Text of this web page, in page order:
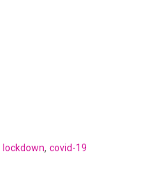
lockdown, covid-19